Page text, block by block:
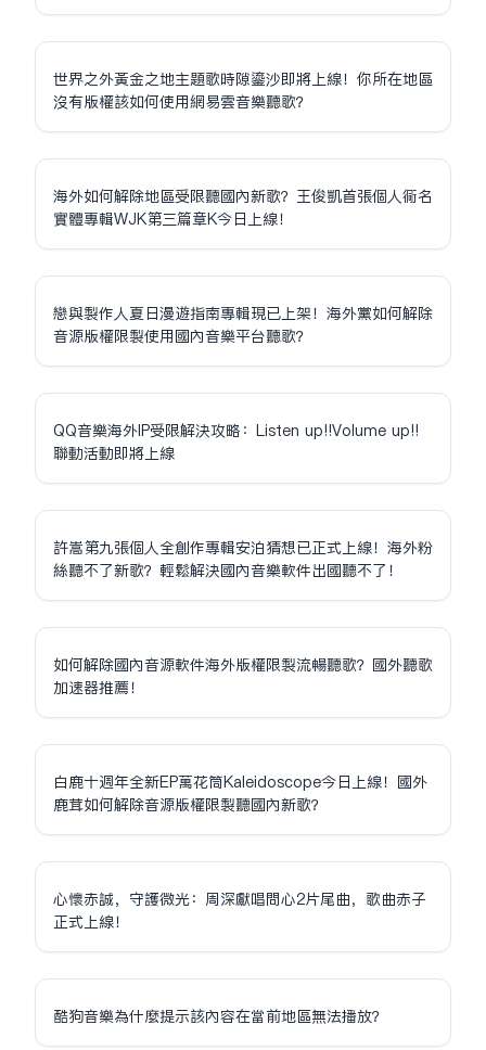
世界之外黃金之地主題歌時隙鎏沙即將上線！你所在地區
沒有版權該如何使用網易雲音樂聽歌？
海外如何解除地區受限聽國內新歌？王俊凱首張個人同名
實體專輯WJK第三篇章K今日上線！
戀與製作人夏日漫遊指南專輯現已上架！海外黨如何解除
音源版權限制使用國內音樂平台聽歌？
QQ音樂海外IP受限解決攻略：Listen up!!Volume up!!
聯動活動即將上線
許嵩第九張個人全創作專輯安泊猜想已正式上線！海外粉
絲聽不了新歌？輕鬆解決國內音樂軟件出國聽不了！
如何解除國內音源軟件海外版權限制流暢聽歌？國外聽歌
加速器推薦！
白鹿十週年全新EP萬花筒Kaleidoscope今日上線！國外
鹿茸如何解除音源版權限制聽國內新歌？
心懷赤誠，守護微光：周深獻唱問心2片尾曲，歌曲赤子
正式上線！
酷狗音樂為什麼提示該內容在當前地區無法播放？